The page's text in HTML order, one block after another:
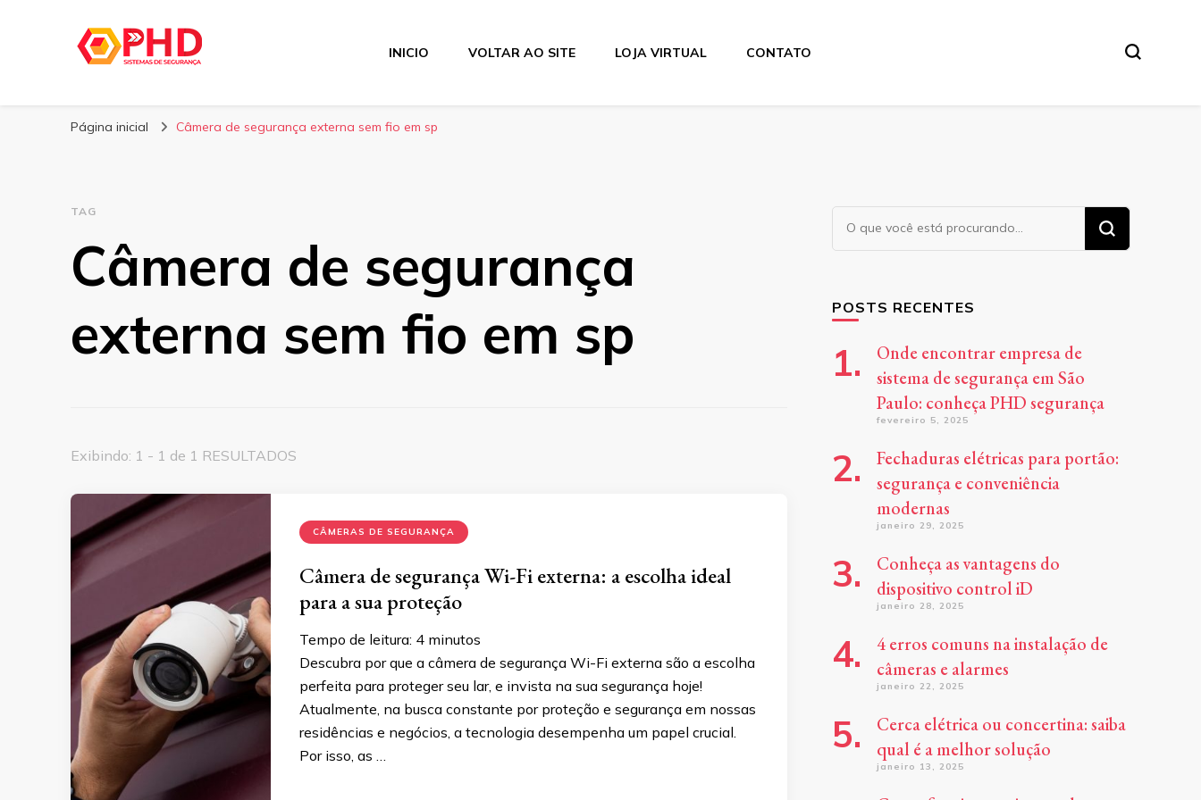
PHD Seg
INICIO VOLTAR AO SITE LOJA VIRTUAL CONTATO
Página inicial Câmera de segurança externa sem fio em sp
TAG
Câmera de segurança
externa sem fio em sp
Exibindo: 1 - 1 de 1 RESULTADOS
CÂMERAS DE SEGURANÇA
Câmera de segurança Wi-Fi externa: a escolha ideal
para a sua proteção
Tempo de leitura: 4 minutos
Descubra por que a câmera de segurança Wi-Fi externa são a escolha
perfeita para proteger seu lar, e invista na sua segurança hoje!
Atualmente, na busca constante por proteção e segurança em nossas
residências e negócios, a tecnologia desempenha um papel crucial.
Por isso, as …
Procurando
algo?
POSTS RECENTES
Onde encontrar empresa de
sistema de segurança em São
Paulo: conheça PHD segurança
fevereiro 5, 2025
Fechaduras elétricas para portão:
segurança e conveniência
modernas
janeiro 29, 2025
Conheça as vantagens do
dispositivo control iD
janeiro 28, 2025
4 erros comuns na instalação de
câmeras e alarmes
janeiro 22, 2025
Cerca elétrica ou concertina: saiba
qual é a melhor solução
janeiro 13, 2025